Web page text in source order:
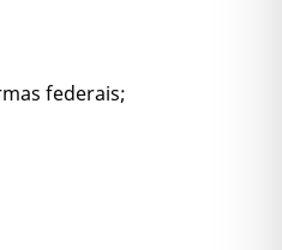
federais;